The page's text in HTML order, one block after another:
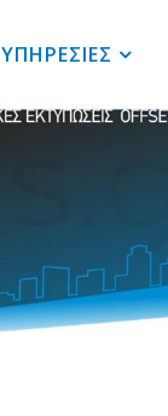
ΥΠΗΡΕΣΙΕΣ